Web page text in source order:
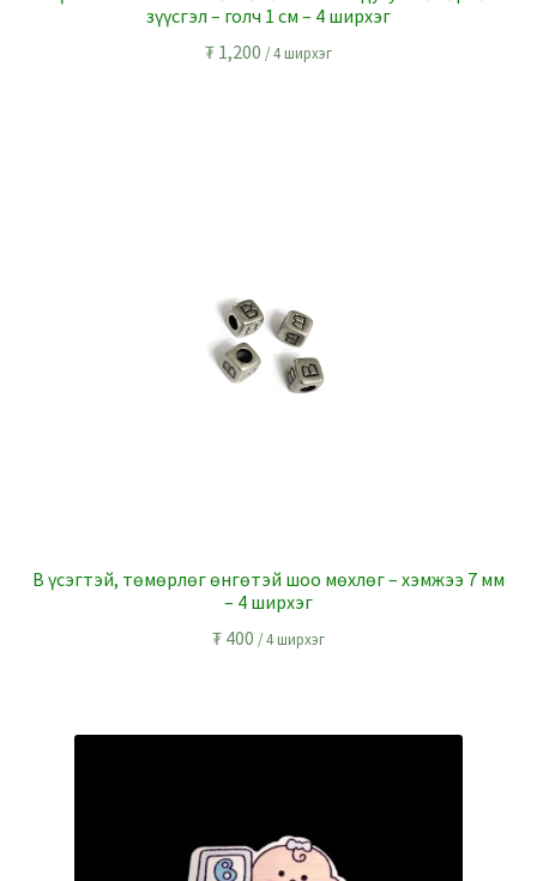
зүүсгэл – голч 1 см – 4 ширхэг
₮ 1,200 / 4 ширхэг
B үсэгтэй, төмөрлөг өнгөтэй шоо мөхлөг – хэмжээ 7 мм
– 4 ширхэг
₮ 400 / 4 ширхэг